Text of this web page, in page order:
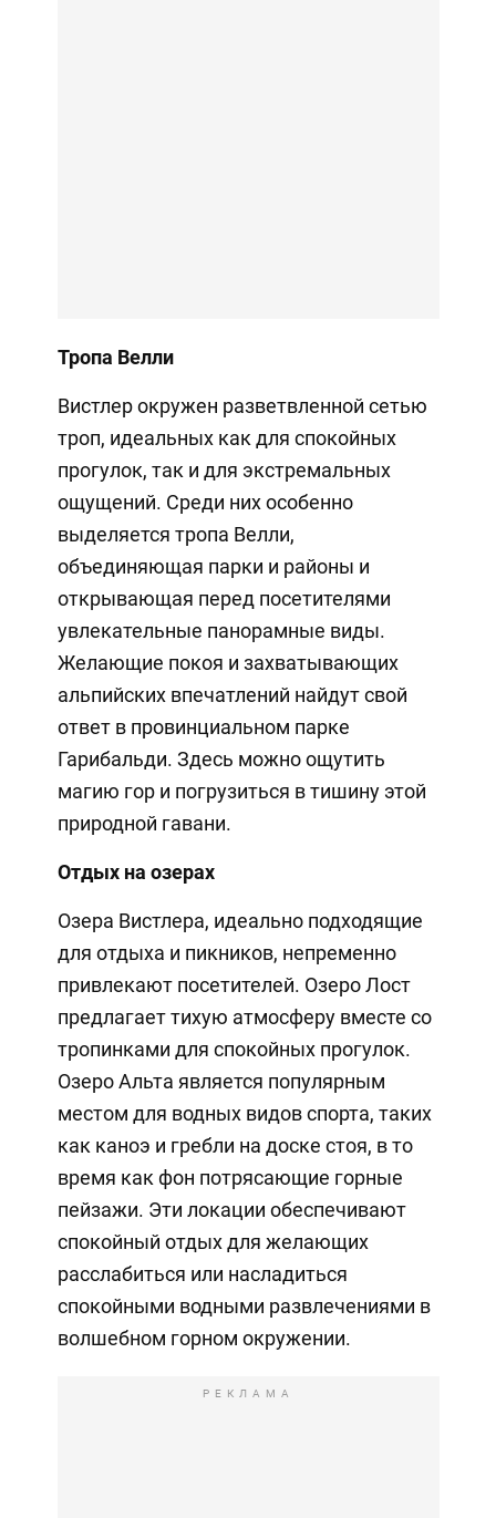
Тропа Велли
Вистлер окружен разветвленной сетью
троп, идеальных как для спокойных
прогулок, так и для экстремальных
ощущений. Среди них особенно
выделяется тропа Велли,
объединяющая парки и районы и
открывающая перед посетителями
увлекательные панорамные виды.
Желающие покоя и захватывающих
альпийских впечатлений найдут свой
ответ в провинциальном парке
Гарибальди. Здесь можно ощутить
магию гор и погрузиться в тишину этой
природной гавани.
Отдых на озерах
Озера Вистлера, идеально подходящие
для отдыха и пикников, непременно
привлекают посетителей. Озеро Лост
предлагает тихую атмосферу вместе со
тропинками для спокойных прогулок.
Озеро Альта является популярным
местом для водных видов спорта, таких
как каноэ и гребли на доске стоя, в то
время как фон потрясающие горные
пейзажи. Эти локации обеспечивают
спокойный отдых для желающих
расслабиться или насладиться
спокойными водными развлечениями в
волшебном горном окружении.
РЕКЛАМА